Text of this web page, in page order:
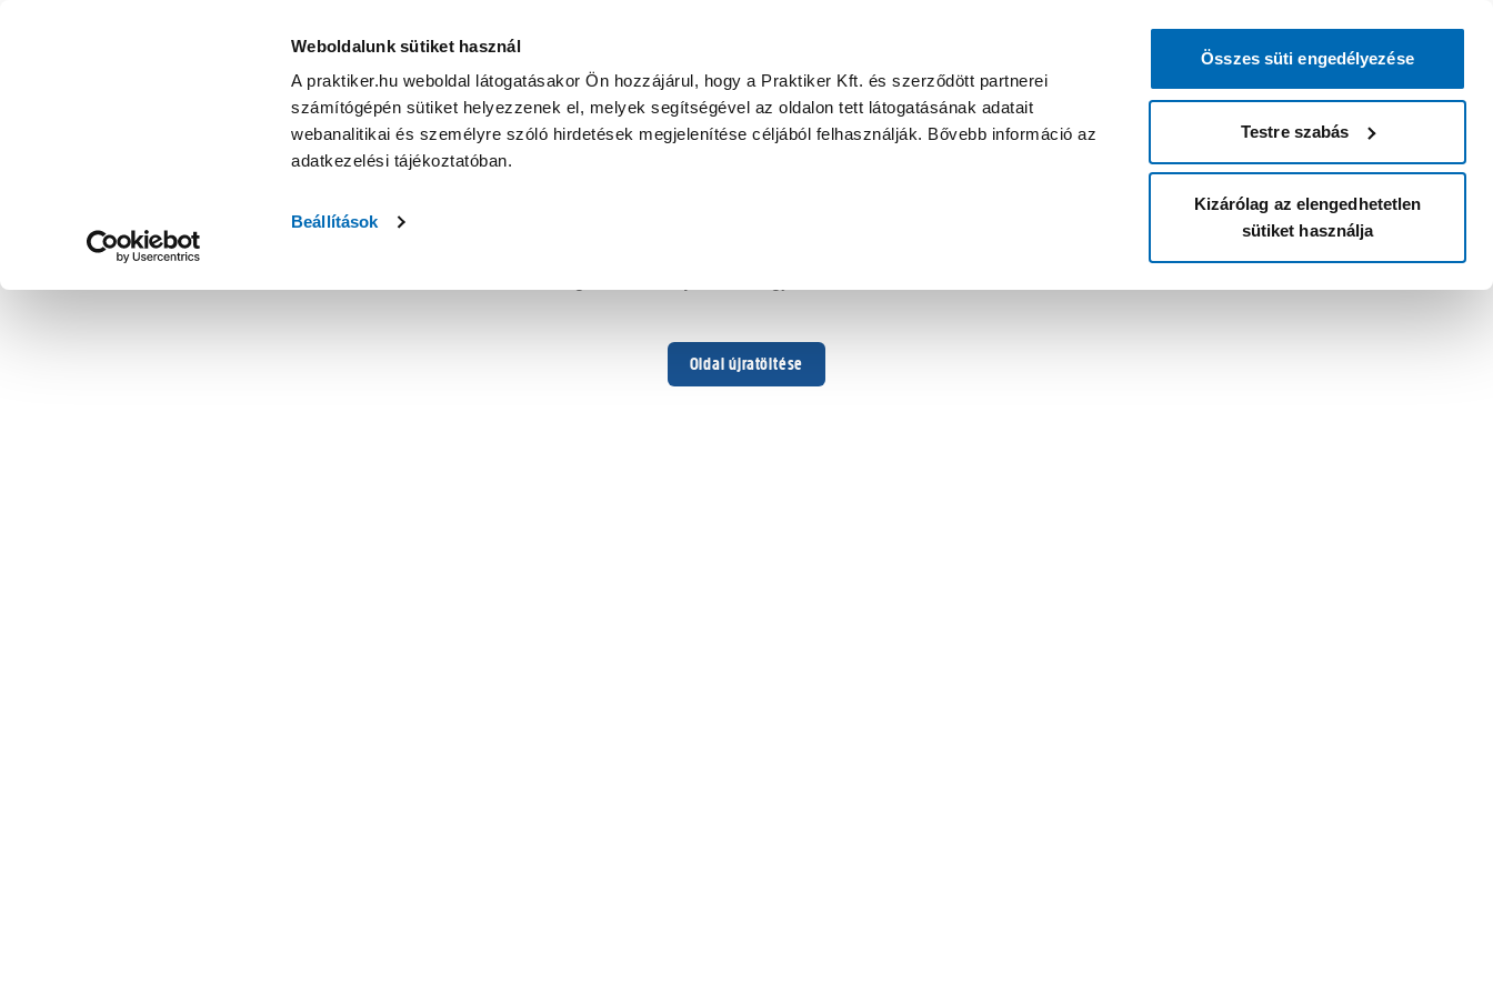
Weboldalunk sütiket használ
A praktiker.hu weboldal látogatásakor Ön hozzájárul, hogy a Praktiker Kft. és szerződött partnerei
számítógépén sütiket helyezzenek el, melyek segítségével az oldalon tett látogatásának adatait
webanalitikai és személyre szóló hirdetések megjelenítése céljából felhasználják. Bővebb információ az
adatkezelési tájékoztatóban.
Beállítások
Összes süti engedélyezése
Testre szabás
Kizárólag az elengedhetetlen
sütiket használja
Oldal újratöltése